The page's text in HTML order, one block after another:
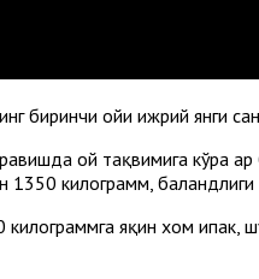
биринчи ойи ҳижрий янги
ой тақвимига кўра
1350 килограмм,
яқин хом ипак,